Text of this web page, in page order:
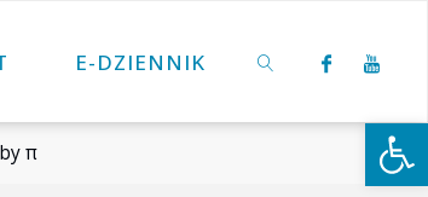
E-DZIENNIK
π